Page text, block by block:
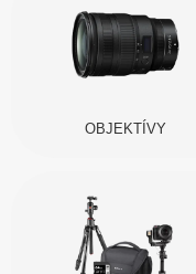
OBJEKTÍVY